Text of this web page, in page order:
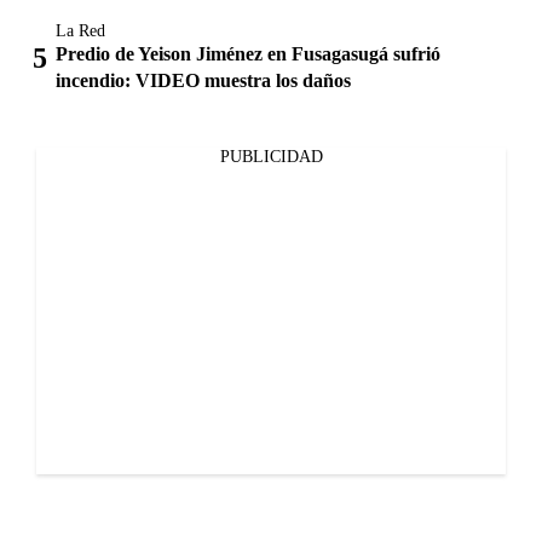
La Red
Predio de Yeison Jiménez en Fusagasugá sufrió
incendio: VIDEO muestra los daños
PUBLICIDAD